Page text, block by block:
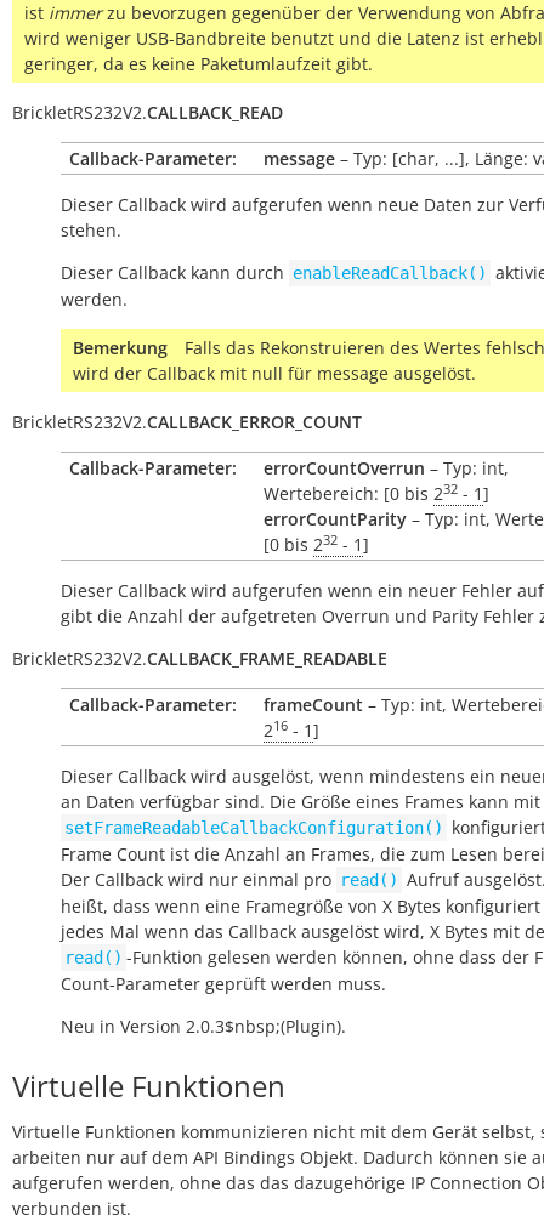
ist immerzu bevorzugen gegenüber der Verwendung von
wird weniger USB-Bandbreite benutzt und die Latenz ist
geringer, da es keine Paketumlaufzeit gibt.
BrickletRS232V2.CALLBACK_READ
Callback-Parameter:
message – Typ: [char, ...], Länge:
Dieser Callback wird aufgerufen wenn neue Daten zur
stehen.
Dieser Callback kann durch enableReadCallback()
werden.
Bemerkung
Falls das Rekonstruieren des Wertes
wird der Callback mit null für message ausgelöst.
BrickletRS232V2.CALLBACK_ERROR_COUNT
Callback-Parameter:
errorCountOverrun – Typ: int,
Wertebereich: [0 bis 232 - 1]
errorCountParity – Typ: int,
[0 bis 232 - 1]
Dieser Callback wird aufgerufen wenn ein neuer Fehler
gibt die Anzahl der aufgetreten Overrun und Parity Fehler
BrickletRS232V2.CALLBACK_FRAME_READABLE
Callback-Parameter:
frameCount – Typ: int,
216 - 1]
Dieser Callback wird ausgelöst, wenn mindestens ein
an Daten verfügbar sind. Die Größe eines Frames kann mit
setFrameReadableCallbackConfiguration()
Frame Count ist die Anzahl an Frames, die zum Lesen
Der Callback wird nur einmal pro read() Aufruf
heißt, dass wenn eine Framegröße von X Bytes
jedes Mal wenn das Callback ausgelöst wird, X Bytes mit
read() -Funktion gelesen werden können, ohne dass der
Count-Parameter geprüft werden muss.
Neu in Version 2.0.3$nbsp;(Plugin).
Virtuelle Funktionen
Virtuelle Funktionen kommunizieren nicht mit dem Gerät selbst,
arbeiten nur auf dem API Bindings Objekt. Dadurch können sie
aufgerufen werden, ohne das das dazugehörige IP Connection
verbunden ist.